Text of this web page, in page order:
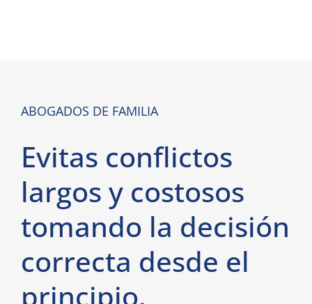
ABOGADOS DE FAMILIA
Evitas conflictos
largos y costosos
tomando la decisión
correcta desde el
principio.